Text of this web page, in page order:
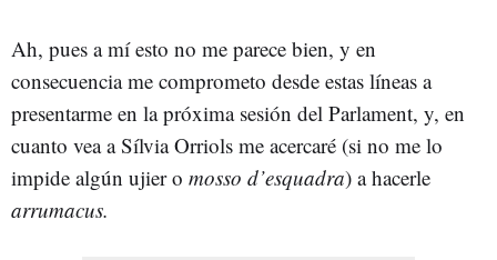
Ah, pues a mí esto no me parece bien, y en
consecuencia me comprometo desde estas líneas a
presentarme en la próxima sesión del Parlament, y, en
cuanto vea a Sílvia Orriols me acercaré (si no me lo
impide algún ujier o mosso d’esquadra) a hacerle
arrumacus.